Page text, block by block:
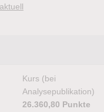
Kurs (bei
Analysepublikation)
26.360,80 Punkte